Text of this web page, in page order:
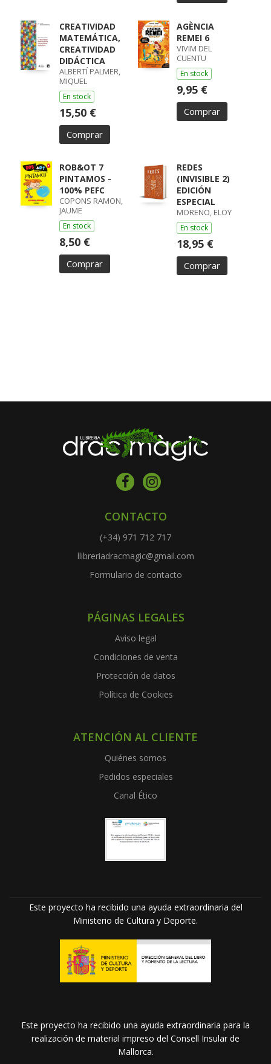
CREATIVIDAD
MATEMÁTICA,
CREATIVIDAD
DIDÁCTICA
ALBERTÍ PALMER,
MIQUEL
En stock
15,50 €
Comprar
AGÈNCIA
REMEI 6
VIVIM DEL
CUENTU
En stock
9,95 €
Comprar
ROB&OT 7
PINTAMOS -
100% PEFC
COPONS RAMON,
JAUME
En stock
8,50 €
Comprar
REDES
(INVISIBLE 2)
EDICIÓN
ESPECIAL
MORENO, ELOY
En stock
18,95 €
Comprar
CONTACTO
(+34) 971 712 717
llibreriadracmagic@gmail.com
Formulario de contacto
PÁGINAS LEGALES
Aviso legal
Condiciones de venta
Protección de datos
Política de Cookies
ATENCIÓN AL CLIENTE
Quiénes somos
Pedidos especiales
Canal Ético
Este proyecto ha recibido una ayuda extraordinaria del
Ministerio de Cultura y Deporte.
Este proyecto ha recibido una ayuda extraordinaria para la
realización de material impreso del Consell Insular de
Mallorca.